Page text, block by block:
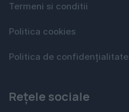
Termeni si conditii
Politica cookies
Politica de confidențialitate
Rețele sociale